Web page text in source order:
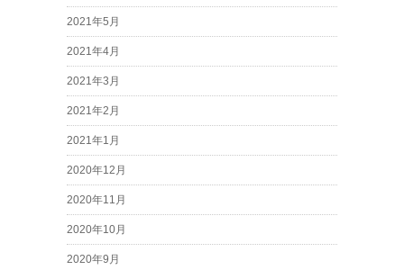
2021年5月
2021年4月
2021年3月
2021年2月
2021年1月
2020年12月
2020年11月
2020年10月
2020年9月